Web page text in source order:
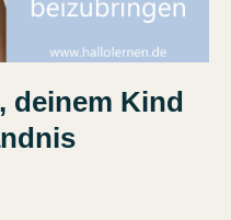
deinem Kind